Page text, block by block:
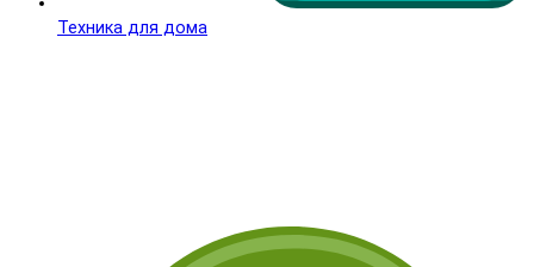
Техника для дома